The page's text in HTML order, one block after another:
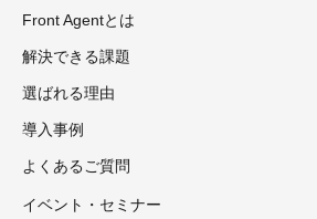
Front Agentとは
解決できる課題
選ばれる理由
導入事例
よくあるご質問
イベント・セミナー